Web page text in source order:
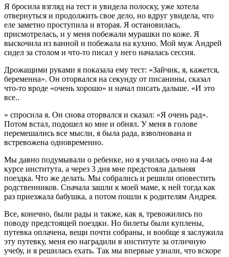
Я бросила взгляд на тест и увидела полоску, уже хотела
отвернуться и продолжить свое дело, но вдруг увидела, что
еле заметно проступила и вторая. Я остановилась,
присмотрелась, и у меня побежали мурашки по коже. Я
выскочила из ванной и побежала на кухню. Мой муж Андрей
сидел за столом и что-то писал у него началась сессия.
Дрожащими руками я показала ему тест: «Зайчик, я, кажется,
беременна». Он оторвался на секунду от писанины, сказал
что-то вроде «очень хорошо» и начал писать дальше. «И это
все..
» спросила я. Он снова оторвался и сказал: «Я очень рад».
Потом встал, подошел ко мне и обнял. У меня в голове
перемешались все мысли, я была рада, взволнована и
встревожена одновременно.
Мы давно подумывали о ребенке, но я училась очно на 4-м
курсе института, а через 3 дня мне предстояла дальняя
поездка. Что же делать. Мы собрались и решили оповестить
родственников. Сначала зашли к моей маме, к ней тогда как
раз приезжала бабушка, а потом пошли к родителям Андрея.
Все, конечно, были рады и также, как я, тревожились по
поводу предстоящей поездки. Но билеты были куплены,
путевка оплачена, вещи почти собраны, и вообще я заслужила
эту путевку, меня ею наградили в институте за отличную
учебу, и я решилась ехать. Так мы впервые узнали, что вскоре